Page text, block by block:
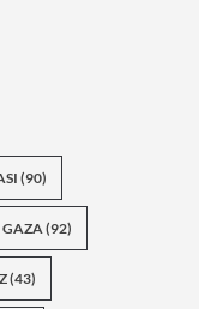
(90)
GAZA(92)
(43)